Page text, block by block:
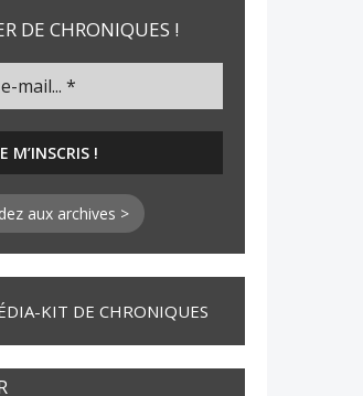
DE CHRONIQUES !
aux archives >
KIT DE CHRONIQUES